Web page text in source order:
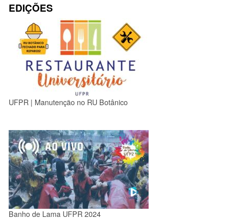
EDIÇÕES
UFPR | Manutenção no RU Botânico
Banho de Lama UFPR 2024